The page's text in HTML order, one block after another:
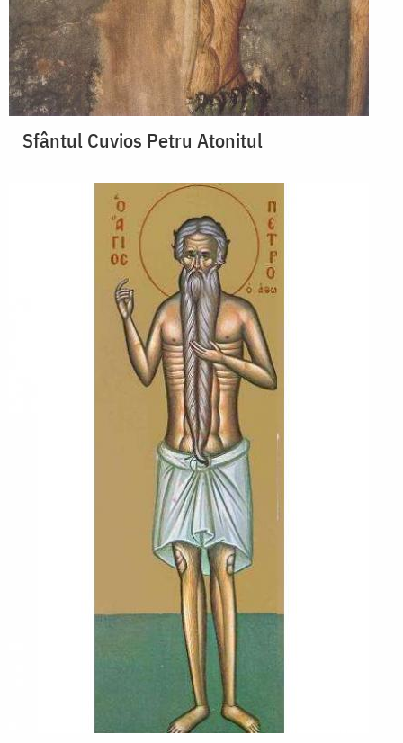
Sfântul Cuvios Petru Atonitul